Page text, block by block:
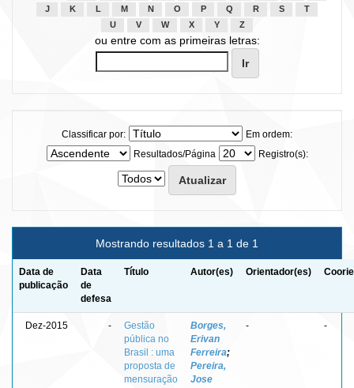
J
K L M N O P Q R S
T
U
V W X Y Z
ou entre com as primeiras letras:
Classificar por:
Em ordem:
Resultados/Página
Registro(s):
Mostrando resultados 1 a 1 de 1
Data de
publicação
Data
de
defesa
Título Autor(es) Orientador(es)
Dez-2015 -
Gestão
pública no
Brasil : uma
proposta de
mensuração
Borges,
Erivan
Ferreira;
Pereira,
Jose
- -